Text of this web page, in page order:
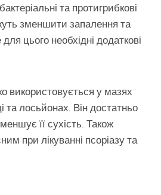
та протигрибкові
зменшити запалення та
цього необхідні додаткові
використовується у мазях
та лосьйонах. Він достатньо
її сухість. Також
при лікуванні псоріазу та